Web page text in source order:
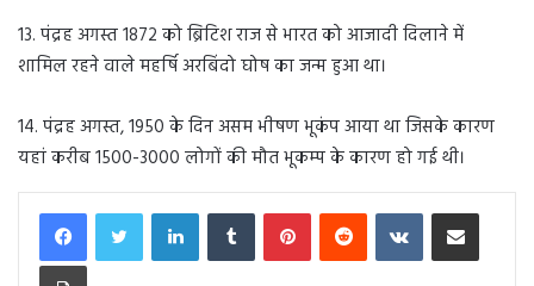
13. पंद्रह अगस्त 1872 को ब्रिटिश राज से भारत को आजादी दिलाने में
शामिल रहने वाले महर्षि अरबिंदो घोष का जन्म हुआ था।
14. पंद्रह अगस्त, 1950 के दिन असम भीषण भूकंप आया था जिसके कारण
यहां करीब 1500-3000 लोगों की मौत भूकम्प के कारण हो गई थी।
LinkedInTumblr PinterestReddit VKontakteShare via Email
Print